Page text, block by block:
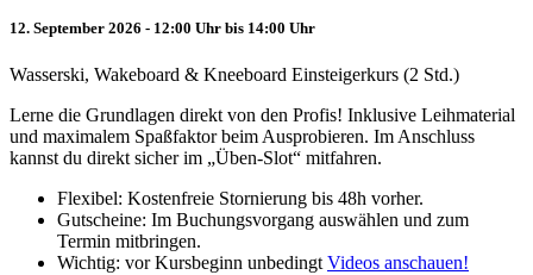
12. September 2026 - 12:00 Uhr bis 14:00 Uhr
Wasserski, Wakeboard & Kneeboard Einsteigerkurs (2 Std.)
Lerne die Grundlagen direkt von den Profis! Inklusive Leihmaterial
und maximalem Spaßfaktor beim Ausprobieren. Im Anschluss
kannst du direkt sicher im „Üben-Slot“ mitfahren.
Flexibel: Kostenfreie Stornierung bis 48h vorher.
Gutscheine: Im Buchungsvorgang auswählen und zum
Termin mitbringen.
Wichtig: vor Kursbeginn unbedingt Videos anschauen!